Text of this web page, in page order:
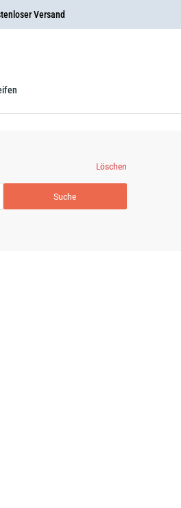
Versand
Löschen
Suche